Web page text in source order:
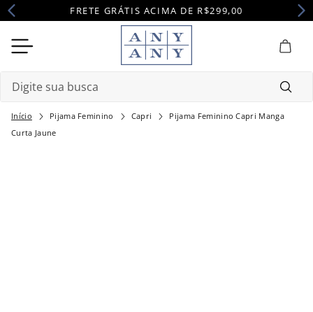
FRETE GRÁTIS ACIMA DE R$299,00
Pijama Feminino Capri
Pijama Feminino Capri Manga
Curta Jaune
Termos mais buscados